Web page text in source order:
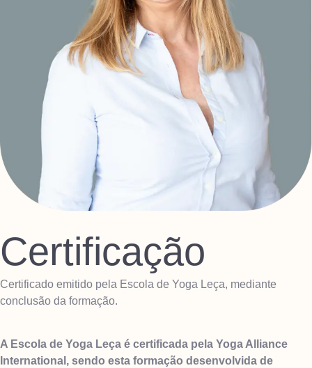
Certificação
Certificado emitido pela Escola de Yoga Leça, mediante
conclusão da formação.
A Escola de Yoga Leça é certificada pela Yoga Alliance
International, sendo esta formação desenvolvida de